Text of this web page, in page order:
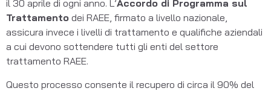
il 30 aprile di ogni anno. L’Accordo di Programma sul
Trattamento dei RAEE, firmato a livello nazionale,
assicura invece i livelli di trattamento e qualifiche aziendali
a cui devono sottendere tutti gli enti del settore
trattamento RAEE.
Questo processo consente il recupero di circa il 90% del